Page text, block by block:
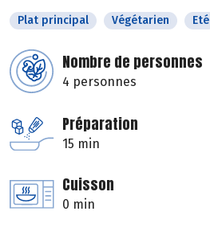
Plat principal Végétarien Eté
Nombre de personnes
4 personnes
Préparation
15 min
Cuisson
0 min